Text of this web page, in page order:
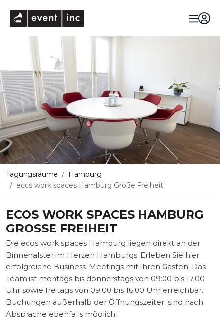
Tagungsräume
Hamburg
ecos work spaces Hamburg Große Freiheit
ECOS WORK SPACES HAMBURG
GROSSE FREIHEIT
Die ecos work spaces Hamburg liegen direkt an der
Binnenalster im Herzen Hamburgs. Erleben Sie hier
erfolgreiche Business-Meetings mit Ihren Gästen. Das
Team ist montags bis donnerstags von 09:00 bis 17:00
Uhr sowie freitags von 09:00 bis 16:00 Uhr erreichbar.
Buchungen außerhalb der Öffnungszeiten sind nach
Absprache ebenfalls möglich.